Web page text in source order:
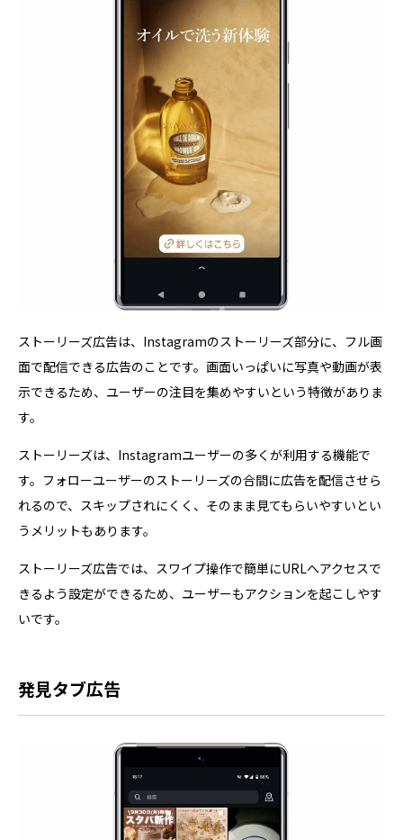
ストーリーズ広告は、Instagramのストーリーズ部分に、フル画
面で配信できる広告のことです。画面いっぱいに写真や動画が表
示できるため、ユーザーの注目を集めやすいという特徴がありま
す。
ストーリーズは、Instagramユーザーの多くが利用する機能で
す。フォローユーザーのストーリーズの合間に広告を配信させら
れるので、スキップされにくく、そのまま見てもらいやすいとい
うメリットもあります。
ストーリーズ広告では、スワイプ操作で簡単にURLへアクセスで
きるよう設定ができるため、ユーザーもアクションを起こしやす
いです。
発見タブ広告